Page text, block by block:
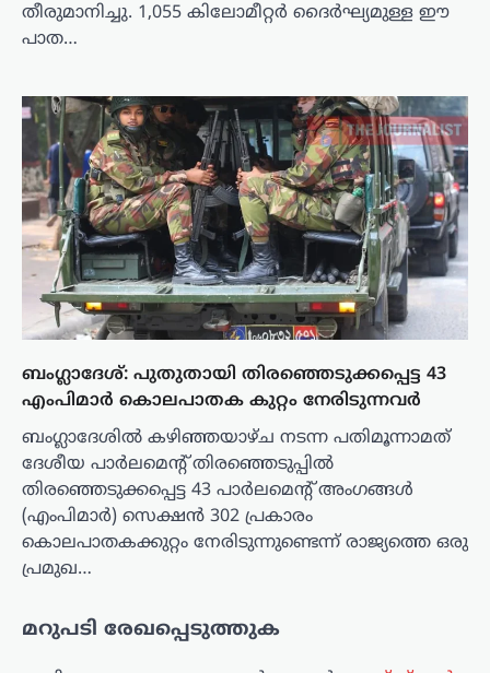
തീരുമാനിച്ചു. 1,055 കിലോമീറ്റർ ദൈർഘ്യമുള്ള ഈ
പാത…
ബംഗ്ലാദേശ്: പുതുതായി തിരഞ്ഞെടുക്കപ്പെട്ട 43
എംപിമാർ കൊലപാതക കുറ്റം നേരിടുന്നവർ
ബംഗ്ലാദേശിൽ കഴിഞ്ഞയാഴ്ച നടന്ന പതിമൂന്നാമത്
ദേശീയ പാർലമെന്റ് തിരഞ്ഞെടുപ്പിൽ
തിരഞ്ഞെടുക്കപ്പെട്ട 43 പാർലമെന്റ് അംഗങ്ങൾ
(എം‌പിമാർ) സെക്ഷൻ 302 പ്രകാരം
കൊലപാതകക്കുറ്റം നേരിടുന്നുണ്ടെന്ന് രാജ്യത്തെ ഒരു
പ്രമുഖ…
മറുപടി രേഖപ്പെടുത്തുക